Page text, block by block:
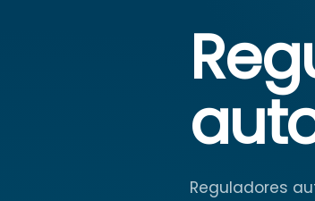
Reguladores